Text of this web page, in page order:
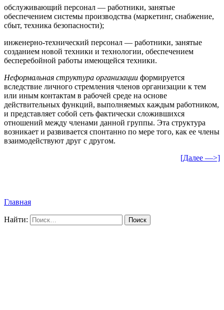
обслуживающий персонал — работники, занятые
обеспечением системы производства (маркетинг, снабжение,
сбыт, техника безопасности);
инженерно-технический персонал — работники, занятые
созданием новой техники и технологии, обеспечением
бесперебойной работы имеющейся техники.
Неформальная структура организации формируется
вследствие личного стремления членов организации к тем
или иным контактам в рабочей среде на основе
действительных функций, выполняемых каждым работником,
и представляет собой сеть фактически сложившихся
отношений между членами данной группы. Эта структура
возникает и развивается спонтанно по мере того, как ее члены
взаимодействуют друг с другом.
[Далее —>]
Главная
Найти: